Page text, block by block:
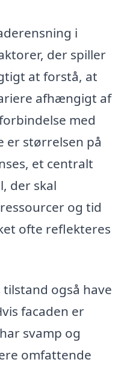
i
der spiller
at forstå, at
afhængigt af
med
er størrelsen på
et centralt
der skal
og tid
ofte reflekteres
også have
facaden er
svamp og
omfattende